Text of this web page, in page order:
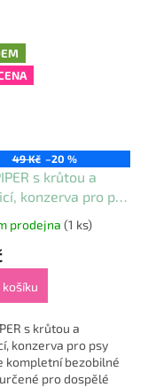
49 Kč –20 %
s krůtou a
konzerva pro psy
prodejna (1 ks)
košíku
s krůtou a
konzerva pro psy
kompletní bezobilné
pro dospělé